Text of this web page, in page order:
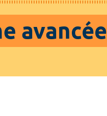
avancée